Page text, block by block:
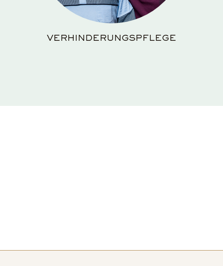
VERHINDERUNGSPFLEGE